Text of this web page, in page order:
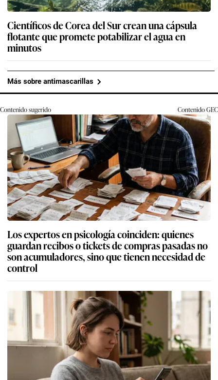
Científicos de Corea del Sur crean una cápsula
flotante que promete potabilizar el agua en
minutos
Más sobre antimascarillas
Contenido sugerido ContenidoGEC
Los expertos en psicología coinciden: quienes
guardan recibos o tickets de compras pasadas no
son acumuladores, sino que tienen necesidad de
control